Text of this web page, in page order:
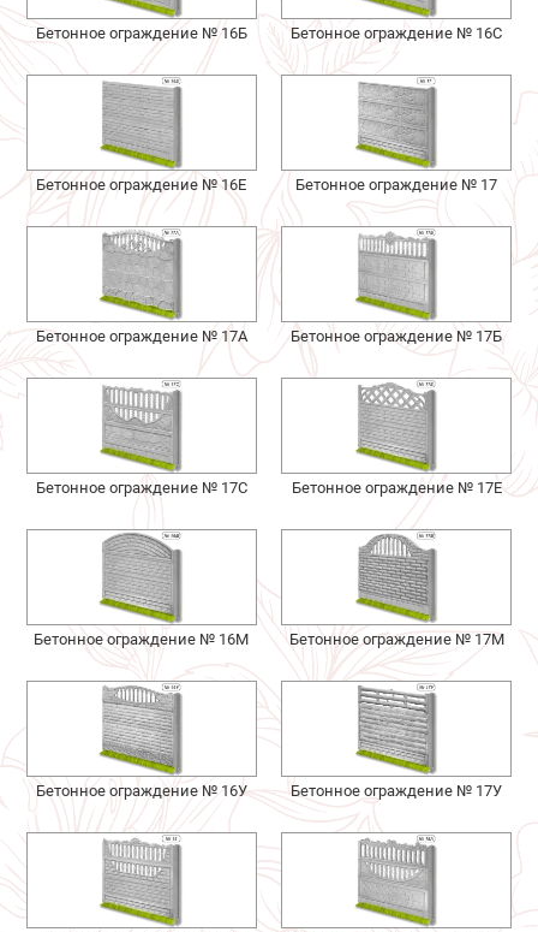
Бетонное ограждение № 16Б Бетонное ограждение № 16С
Бетонное ограждение № 16Е Бетонное ограждение № 17
Бетонное ограждение № 17А Бетонное ограждение № 17Б
Бетонное ограждение № 17С Бетонное ограждение № 17Е
Бетонное ограждение № 16М Бетонное ограждение № 17М
Бетонное ограждение № 16У Бетонное ограждение № 17У